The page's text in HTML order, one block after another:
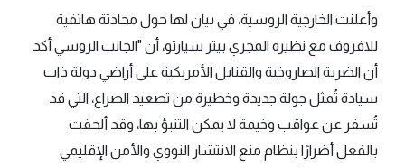
وأعلنت الخارجية الروسية، في بيان لها حول محادثة هاتفية
للافروف مع نظيره المجري بيتر سيارتو، أن "الجانب الروسي أكد
أن الضربة الصاروخية والقنابل الأمريكية على أراضي دولة ذات
سيادة تُمثل جولة جديدة وخطيرة من تصعيد الصراع، التي قد
تُسفر عن عواقب وخيمة لا يمكن التنبؤ بها، وقد ألحقت
بالفعل أضرارًا بنظام منع الانتشار النووي والأمن الإقليمي